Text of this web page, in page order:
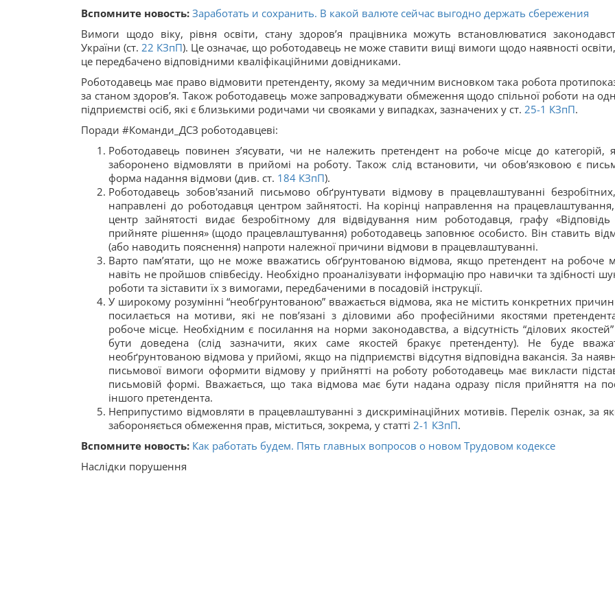
Вспомните новость: Заработать и сохранить. В какой валюте сейчас выгодно держать сбережения
Вимоги щодо віку, рівня освіти, стану здоров’я працівника можуть встановлюватися
України (ст. 22 КЗпП). Це означає, що роботодавець не може ставити вищі вимоги щодо наявності
це передбачено відповідними кваліфікаційними довідниками.
Роботодавець має право відмовити претенденту, якому за медичним висновком така робота
за станом здоров’я. Також роботодавець може запроваджувати обмеження щодо спільної роботи на
підприємстві осіб, які є близькими родичами чи свояками у випадках, зазначених у ст. 25-1 КЗпП.
Поради #Команди_ДСЗ роботодавцеві:
Роботодавець повинен з’ясувати, чи не належить претендент на робоче місце до категорій,
заборонено відмовляти в прийомі на роботу. Також слід встановити, чи обов’язковою є
форма надання відмови (див. ст. 184 КЗпП).
Роботодавець зобов'язаний письмово обґрунтувати відмову в працевлаштуванні
направлені до роботодавця центром зайнятості. На корінці направлення на
центр зайнятості видає безробітному для відвідування ним роботодавця, графу
прийняте рішення» (щодо працевлаштування) роботодавець заповнює особисто. Він ставить
(або наводить пояснення) напроти належної причини відмови в працевлаштуванні.
Варто пам’ятати, що не може вважатись обґрунтованою відмова, якщо претендент на робоче
навіть не пройшов співбесіду. Необхідно проаналізувати інформацію про навички та здібності
роботи та зіставити їх з вимогами, передбаченими в посадовій інструкції.
У широкому розумінні “необґрунтованою” вважається відмова, яка не містить конкретних
посилається на мотиви, які не пов’язані з діловими або професійними якостями
робоче місце. Необхідним є посилання на норми законодавства, а відсутність “ділових
бути доведена (слід зазначити, яких саме якостей бракує претенденту). Не буде
необґрунтованою відмова у прийомі, якщо на підприємстві відсутня відповідна вакансія. За
письмової вимоги оформити відмову у прийнятті на роботу роботодавець має викласти
письмовій формі. Вважається, що така відмова має бути надана одразу після прийняття на
іншого претендента.
Неприпустимо відмовляти в працевлаштуванні з дискримінаційних мотивів. Перелік ознак, за
забороняється обмеження прав, міститься, зокрема, у статті 2-1 КЗпП.
Вспомните новость: Как работать будем. Пять главных вопросов о новом Трудовом кодексе
Наслідки порушення